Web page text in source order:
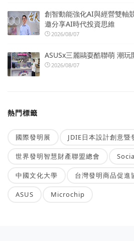
創智動能強化AI與經營雙軸
邀分享AI時代投資思維
2026/08/07
ASUSx三麗鷗耍酷聯萌 潮玩
2026/08/07
熱門標籤
國際發明展 JDIE日本設計創意暨
世界發明智慧財產聯盟總會
中國文化大學 台灣發明商品促進
ASUS Microchip